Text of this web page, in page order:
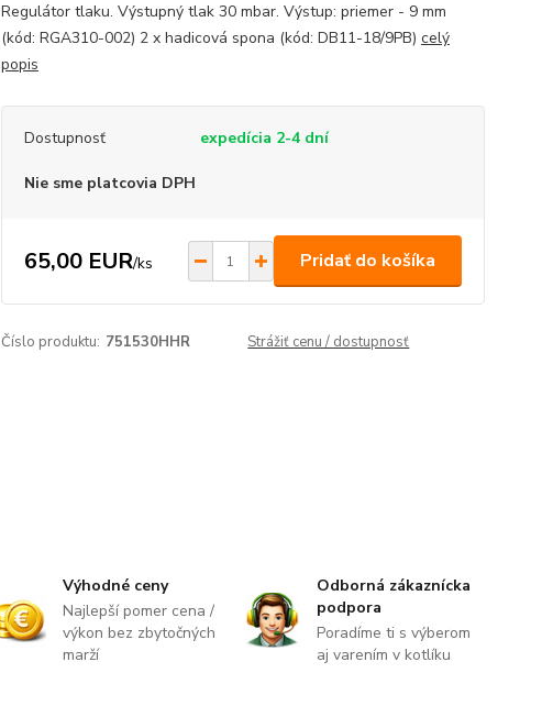
Regulátor tlaku. Výstupný tlak 30 mbar. Výstup: priemer - 9 mm
(kód: RGA310-002) 2 x hadicová spona (kód: DB11-18/9PB) celý
popis
Dostupnosť expedícia 2-4 dní
Nie sme platcovia DPH
65,00 EUR/ks Pridať do košíka
Číslo produktu: 751530HHR Strážiť cenu / dostupnosť
Výhodné ceny
Najlepší pomer cena /
výkon bez zbytočných
marží
Odborná zákaznícka
podpora
Poradíme ti s výberom
aj varením v kotlíku